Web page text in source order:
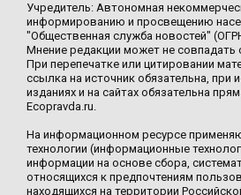
Учредитель: Автономная
информированию и просвещению
"Общественная служба новостей"
Мнение редакции может не совпадать
При перепечатке или цитировании
ссылка на источник обязательна, при
изданиях и на сайтах обязательна
Ecopravda.ru.
На информационном ресурсе
технологии (информационные
информации на основе сбора,
относящихся к предпочтениям
находящихся на территории